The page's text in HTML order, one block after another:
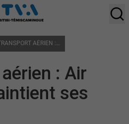
TRANSPORT AÉRIEN : AIR LIAISON MAINTIENT SES SERVICES
: Air
ses